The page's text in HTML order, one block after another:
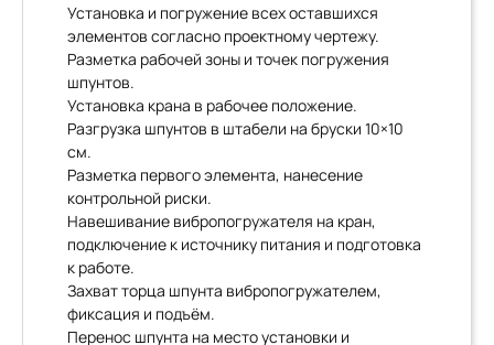
Установка и погружение всех оставшихся
элементов согласно проектному чертежу.
Разметка рабочей зоны и точек погружения
шпунтов.
Установка крана в рабочее положение.
Разгрузка шпунтов в штабели на бруски 10×10
см.
Разметка первого элемента, нанесение
контрольной риски.
Навешивание вибропогружателя на кран,
подключение к источнику питания и подготовка
к работе.
Захват торца шпунта вибропогружателем,
фиксация и подъём.
Перенос шпунта на место установки и